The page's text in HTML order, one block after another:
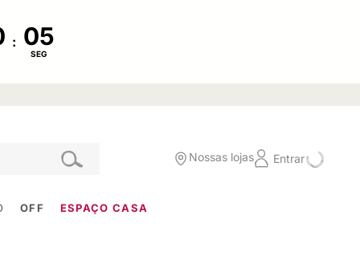
:
SEG
Nossas lojas Entrar
OFF ESPAÇO CASA